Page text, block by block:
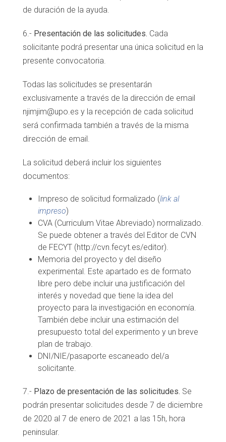
de duración de la ayuda.
6.- Presentación de las solicitudes. Cada
solicitante podrá presentar una única solicitud en la
presente convocatoria.
Todas las solicitudes se presentarán
exclusivamente a través de la dirección de email
njimjim@upo.es y la recepción de cada solicitud
será confirmada también a través de la misma
dirección de email.
La solicitud deberá incluir los siguientes
documentos:
Impreso de solicitud formalizado (link al
impreso)
CVA (Curriculum Vitae Abreviado) normalizado.
Se puede obtener a través del Editor de CVN
de FECYT (http://cvn.fecyt.es/editor).
Memoria del proyecto y del diseño
experimental. Este apartado es de formato
libre pero debe incluir una justificación del
interés y novedad que tiene la idea del
proyecto para la investigación en economía.
También debe incluir una estimación del
presupuesto total del experimento y un breve
plan de trabajo.
DNI/NIE/pasaporte escaneado del/a
solicitante.
7.- Plazo de presentación de las solicitudes. Se
podrán presentar solicitudes desde 7 de diciembre
de 2020 al 7 de enero de 2021 a las 15h, hora
peninsular.